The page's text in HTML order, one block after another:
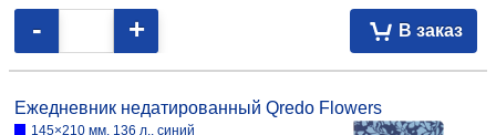
Описание товара
21,61р.
090355
На складе